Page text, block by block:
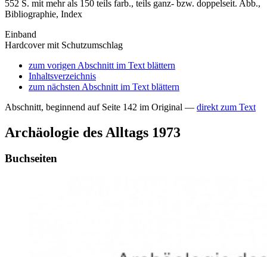
552 S. mit mehr als 150 teils farb., teils ganz- bzw. doppelseit. Abb.,
Bibliographie, Index
Einband
Hardcover mit Schutzumschlag
zum vorigen Abschnitt im Text blättern
Inhaltsverzeichnis
zum nächsten Abschnitt im Text blättern
Abschnitt, beginnend auf Seite 142 im Original — direkt zum Text
Archäologie des Alltags 1973
Buchseiten